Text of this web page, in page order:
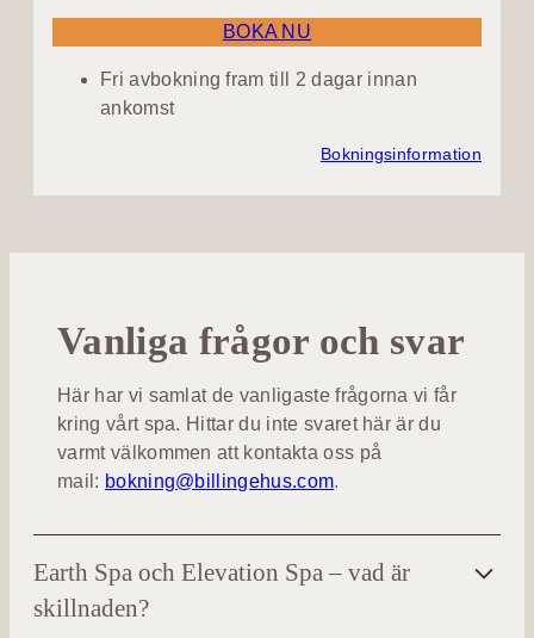
BOKA NU
Fri avbokning fram till 2 dagar innan
ankomst
Bokningsinformation
Vanliga frågor och svar
Här har vi samlat de vanligaste frågorna vi får
kring vårt spa. Hittar du inte svaret här är du
varmt välkommen att kontakta oss på
mail: bokning@billingehus.com.
Earth Spa och Elevation Spa – vad är
skillnaden?